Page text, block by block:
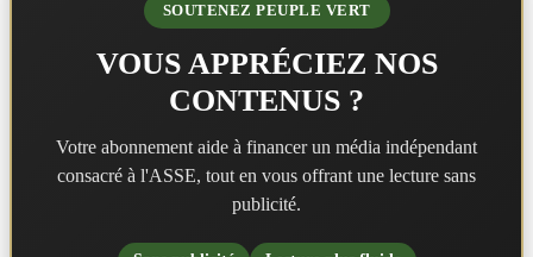
SOUTENEZ PEUPLE VERT
VOUS APPRÉCIEZ NOS
CONTENUS ?
Votre abonnement aide à financer un média indépendant
consacré à l'ASSE, tout en vous offrant une lecture sans
publicité.